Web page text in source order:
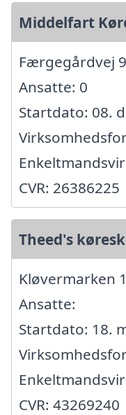
Middelfart
Færgegårdvej
Ansatte: 0
Startdato: 08.
CVR: 26386225
Theed's
Kløvermarken
Ansatte:
Startdato: 18.
CVR: 43269240